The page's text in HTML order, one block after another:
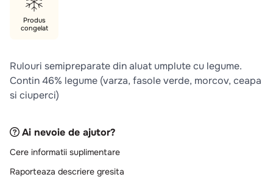
ceafa
aripi
10.pizza
Produs
congelat
Rulouri semipreparate din aluat umplute cu legume.
Contin 46% legume (varza, fasole verde, morcov, ceapa
si ciuperci)
Ai nevoie de ajutor?
Cere informatii suplimentare
Raporteaza descriere gresita